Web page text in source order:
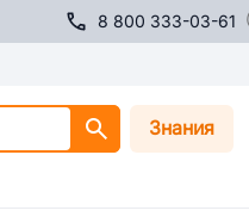
8 800 333-03-61
Знания